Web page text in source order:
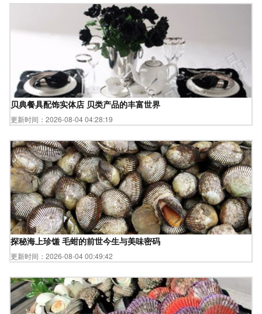
贝典餐具配饰实体店 贝类产品的丰富世界
更新时间：2026-08-04 04:28:19
探秘海上珍馐 毛蚶的前世今生与美味密码
更新时间：2026-08-04 00:49:42